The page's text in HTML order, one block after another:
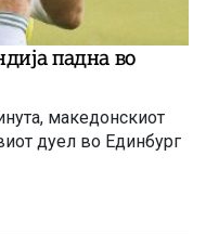
падна во
македонскиот
дуел во Единбург